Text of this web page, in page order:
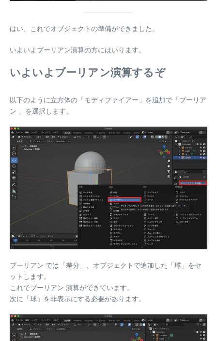
はい、これでオブジェクトの準備ができました。
いよいよブーリアン演算の方にはいります。
いよいよブーリアン演算するぞ
以下のように立方体の「モディファイアー」を追加で「ブーリア
ン 」を選択します。
ブーリアン では「差分」、オブジェクトで追加した「球」をセ
ットします。
これでブーリアン 演算ができています。
次に「球」を非表示にする必要があります。